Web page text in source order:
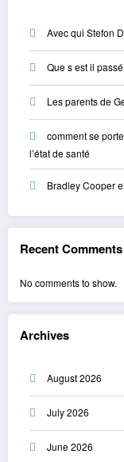
Avec qui Stefon
Que s est il
Les parents de
comment se
l’état de santé
Bradley Cooper
Recent Comments
No comments to show.
Archives
August 2026
July 2026
June 2026